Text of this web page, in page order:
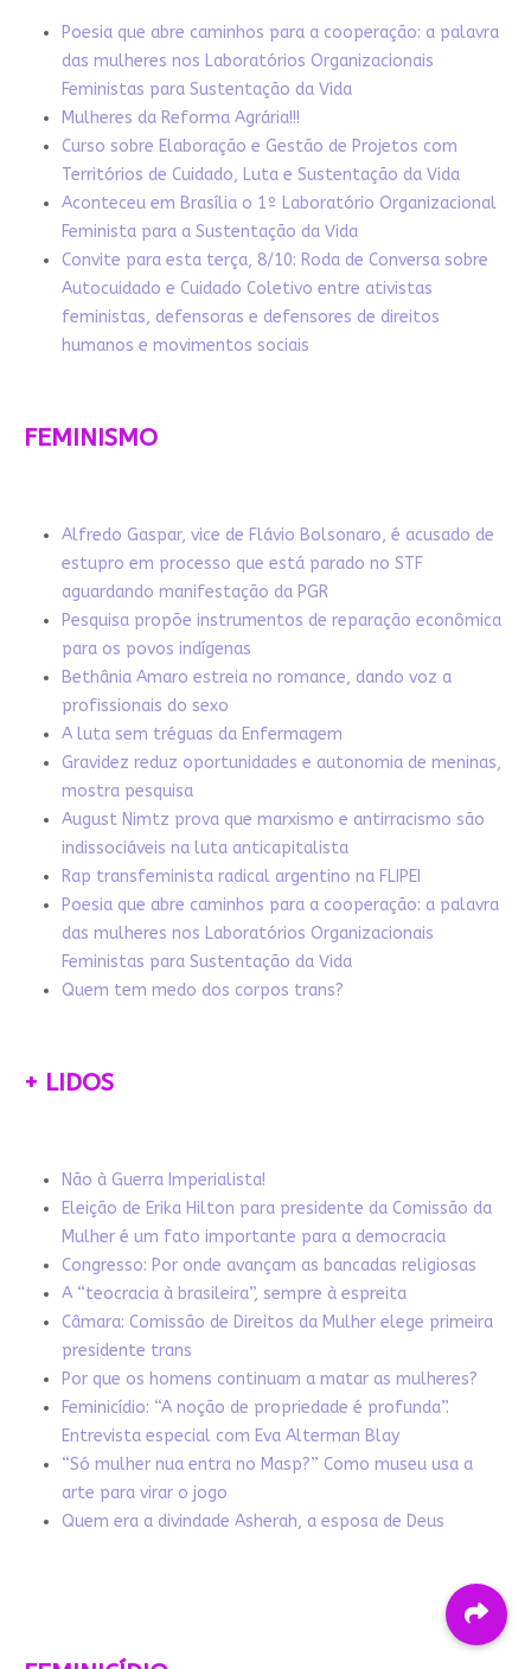
Poesia que abre caminhos para a cooperação: a palavra
das mulheres nos Laboratórios Organizacionais
Feministas para Sustentação da Vida
Mulheres da Reforma Agrária!!!
Curso sobre Elaboração e Gestão de Projetos com
Territórios de Cuidado, Luta e Sustentação da Vida
Aconteceu em Brasília o 1º Laboratório Organizacional
Feminista para a Sustentação da Vida
Convite para esta terça, 8/10: Roda de Conversa sobre
Autocuidado e Cuidado Coletivo entre ativistas
feministas, defensoras e defensores de direitos
humanos e movimentos sociais
FEMINISMO
Alfredo Gaspar, vice de Flávio Bolsonaro, é acusado de
estupro em processo que está parado no STF
aguardando manifestação da PGR
Pesquisa propõe instrumentos de reparação econômica
para os povos indígenas
Bethânia Amaro estreia no romance, dando voz a
profissionais do sexo
A luta sem tréguas da Enfermagem
Gravidez reduz oportunidades e autonomia de meninas,
mostra pesquisa
August Nimtz prova que marxismo e antirracismo são
indissociáveis na luta anticapitalista
Rap transfeminista radical argentino na FLIPEI
Poesia que abre caminhos para a cooperação: a palavra
das mulheres nos Laboratórios Organizacionais
Feministas para Sustentação da Vida
Quem tem medo dos corpos trans?
+ LIDOS
Não à Guerra Imperialista!
Eleição de Erika Hilton para presidente da Comissão da
Mulher é um fato importante para a democracia
Congresso: Por onde avançam as bancadas religiosas
A “teocracia à brasileira”, sempre à espreita
Câmara: Comissão de Direitos da Mulher elege primeira
presidente trans
Por que os homens continuam a matar as mulheres?
Feminicídio: “A noção de propriedade é profunda”.
Entrevista especial com Eva Alterman Blay
“Só mulher nua entra no Masp?” Como museu usa a
arte para virar o jogo
Quem era a divindade Asherah, a esposa de Deus